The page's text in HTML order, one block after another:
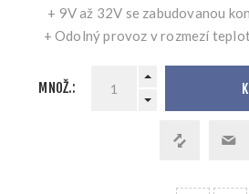
+ 9V až 32V se zabudovanou
+ Odolný provoz v rozmezí
MNOŽ.: